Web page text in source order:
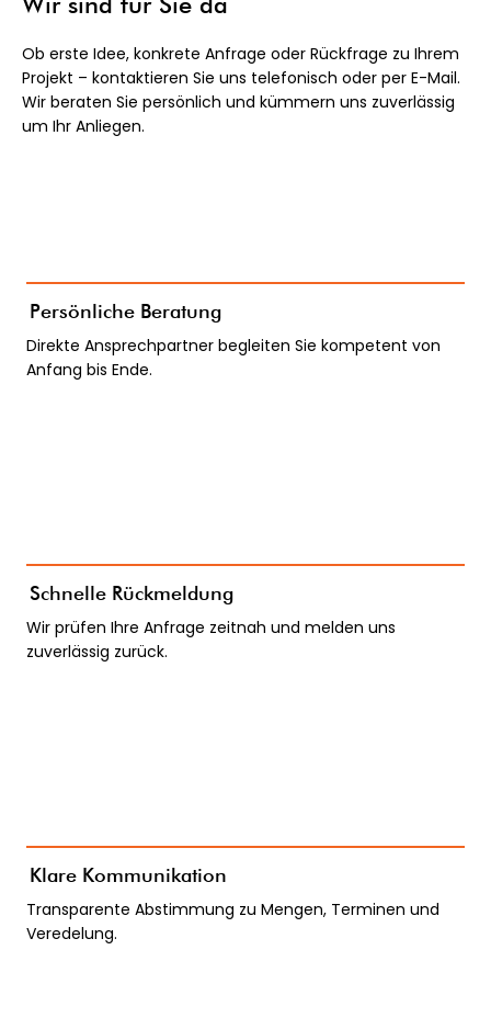
Ob erste Idee, konkrete Anfrage oder Rückfrage zu Ihrem
Projekt – kontaktieren Sie uns telefonisch oder per E-Mail.
Wir beraten Sie persönlich und kümmern uns zuverlässig
um Ihr Anliegen.
Persönliche Beratung
Direkte Ansprechpartner begleiten Sie kompetent von
Anfang bis Ende.
Schnelle Rückmeldung
Wir prüfen Ihre Anfrage zeitnah und melden uns
zuverlässig zurück.
Klare Kommunikation
Transparente Abstimmung zu Mengen, Terminen und
Veredelung.